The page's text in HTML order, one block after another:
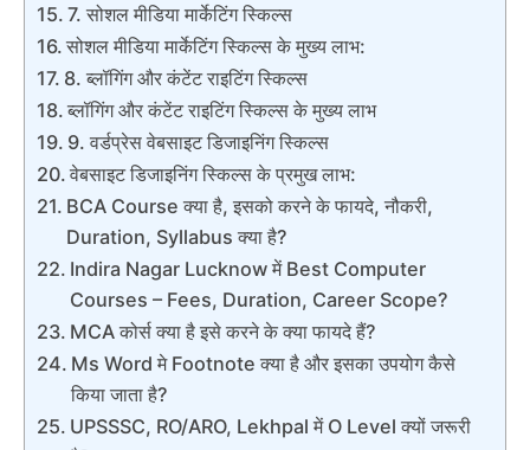
7. सोशल मीडिया मार्केटिंग स्किल्स
सोशल मीडिया मार्केटिंग स्किल्स के मुख्य लाभ:
8. ब्लॉगिंग और कंटेंट राइटिंग स्किल्स
ब्लॉगिंग और कंटेंट राइटिंग स्किल्स के मुख्य लाभ
9. वर्डप्रेस वेबसाइट डिजाइनिंग स्किल्स
वेबसाइट डिजाइनिंग स्किल्स के प्रमुख लाभ:
BCA Course क्या है, इसको करने के फायदे, नौकरी,
Duration, Syllabus क्या है?
Indira Nagar Lucknow में Best Computer
Courses – Fees, Duration, Career Scope?
MCA कोर्स क्या है इसे करने के क्या फायदे हैं?
Ms Word मे Footnote क्या है और इसका उपयोग कैसे
किया जाता है?
UPSSSC, RO/ARO, Lekhpal में O Level क्यों जरूरी